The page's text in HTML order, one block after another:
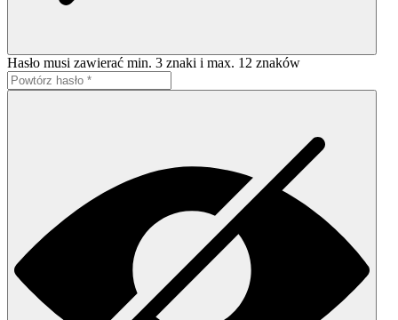
Hasło musi zawierać min. 3 znaki i max. 12 znaków